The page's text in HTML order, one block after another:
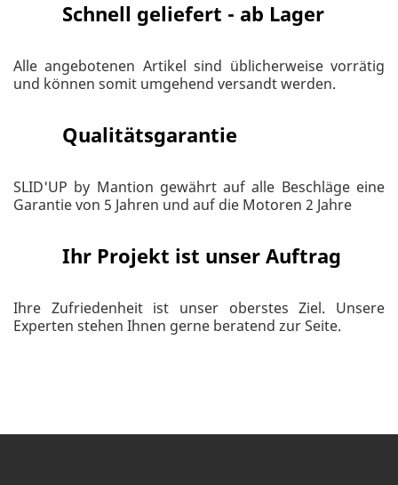
Schnell geliefert - ab Lager
Alle angebotenen Artikel sind üblicherweise vorrätig
und können somit umgehend versandt werden.
Qualitätsgarantie
SLID'UP by Mantion gewährt auf alle Beschläge eine
Garantie von 5 Jahren und auf die Motoren 2 Jahre
Ihr Projekt ist unser Auftrag
Ihre Zufriedenheit ist unser oberstes Ziel. Unsere
Experten stehen Ihnen gerne beratend zur Seite.